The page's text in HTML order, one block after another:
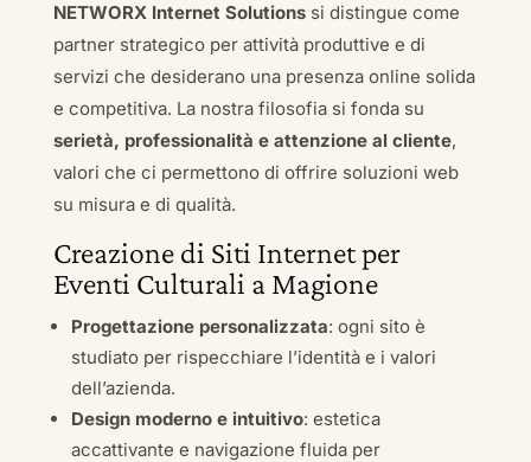
NETWORX Internet Solutionssi distingue come
partner strategico per attività produttive e di
servizi che desiderano una presenza online solida
e competitiva. La nostra filosofia si fonda su
serietà, professionalità e attenzione al cliente,
valori che ci permettono di offrire soluzioni web
su misura e di qualità.
Creazione di Siti Internet per
Eventi Culturali a Magione
Progettazione personalizzata: ogni sito è
studiato per rispecchiare l’identità e i valori
dell’azienda.
Design moderno e intuitivo: estetica
accattivante e navigazione fluida per